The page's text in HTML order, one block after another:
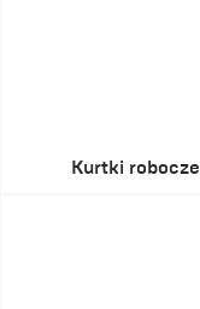
Kurtki robocze